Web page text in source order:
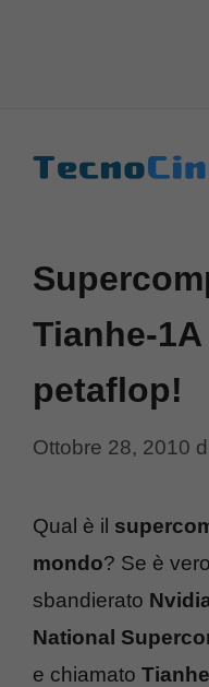
Tianhe-
petaflop!
Ottobre 28, 2010
Qual è il
mondo? Se è
sbandierato
National
e chiamato